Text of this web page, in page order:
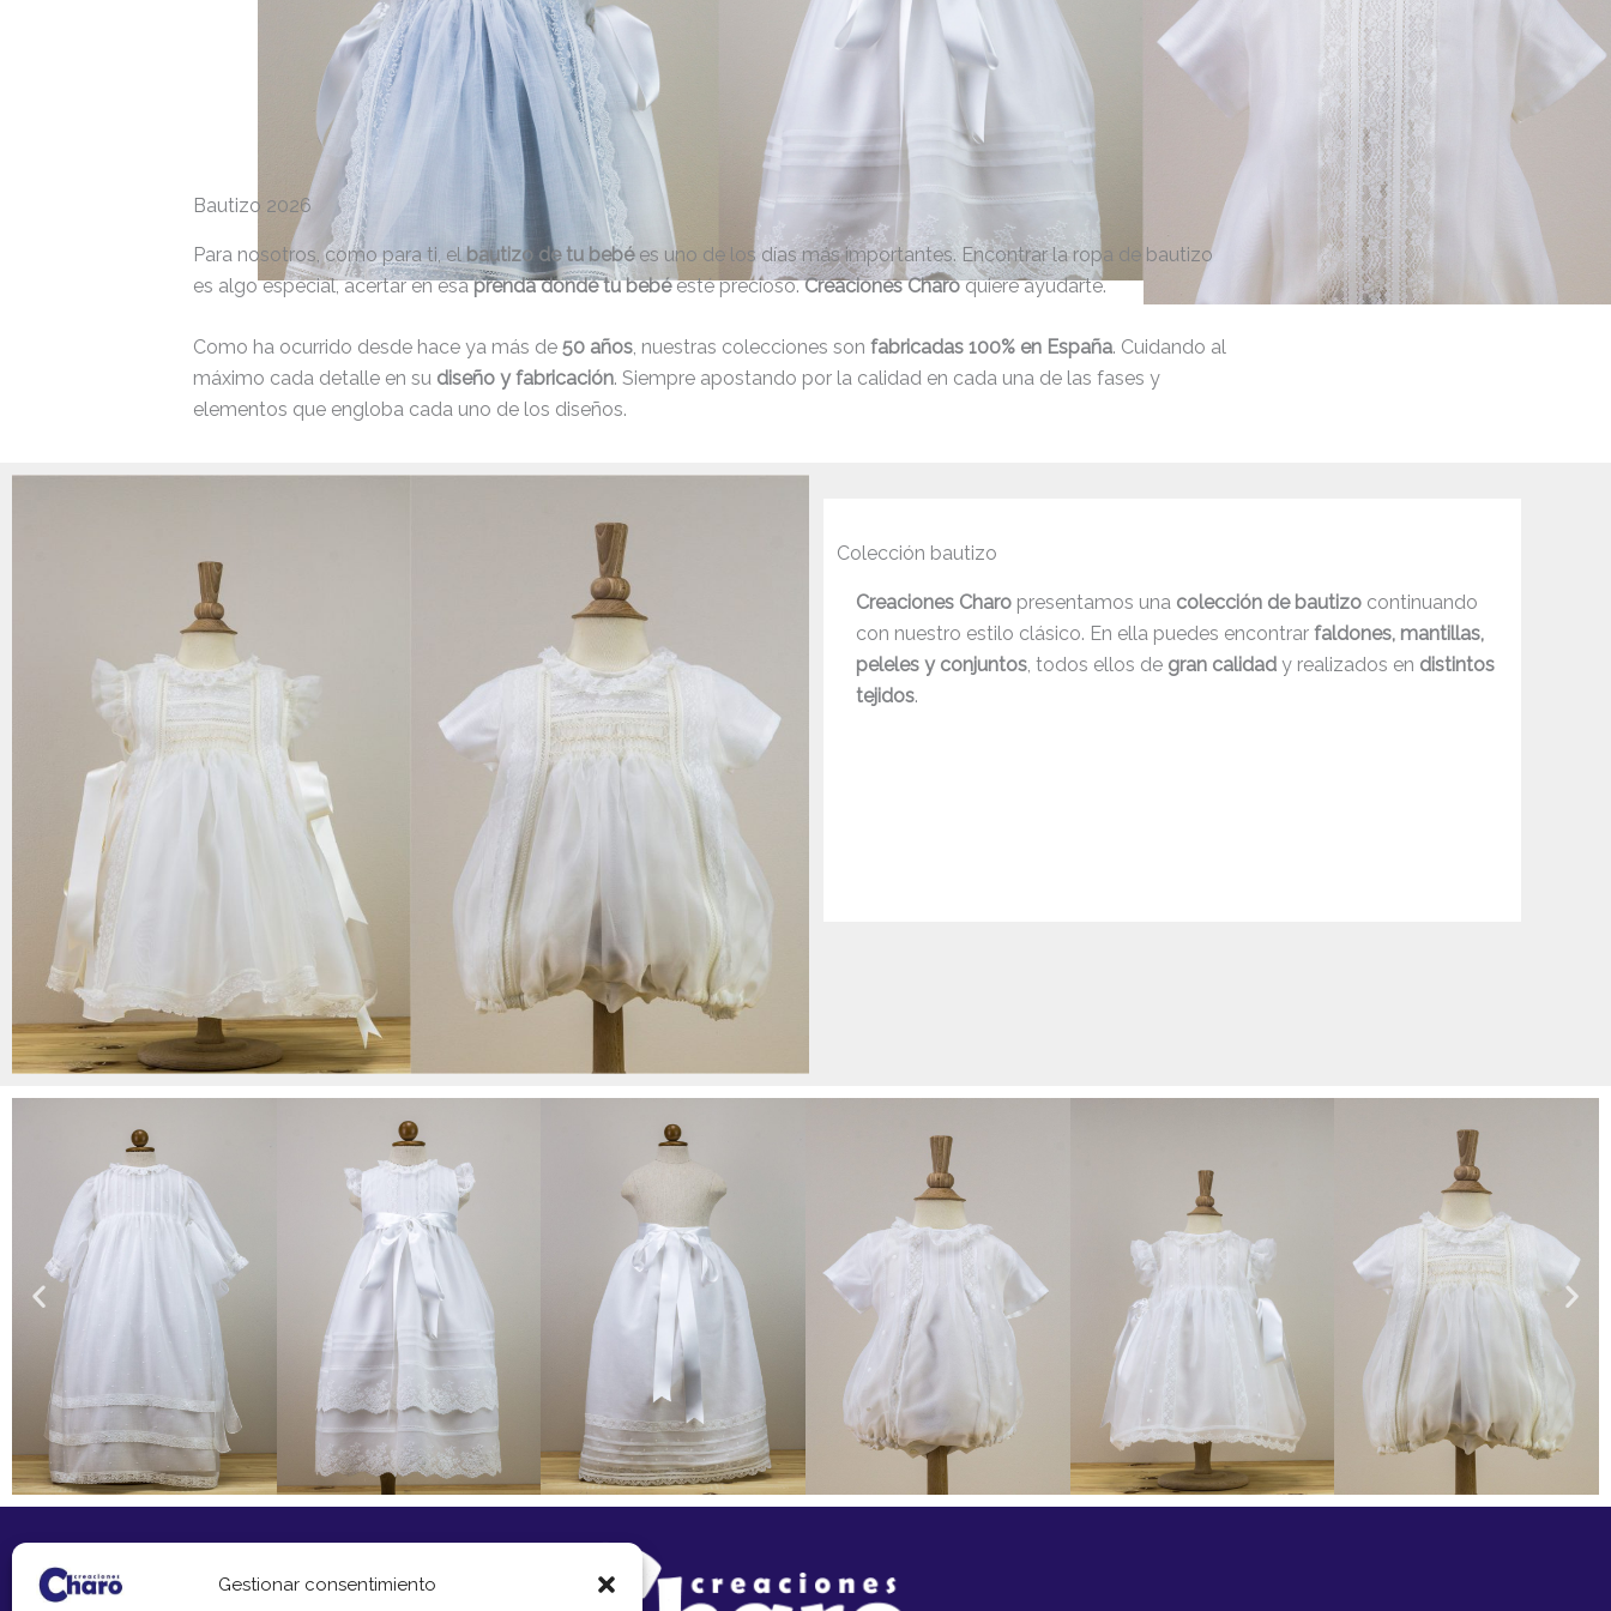
Gestionar consentimiento
Bautizo 2026
Para nosotros, como para ti, elbautizo de tu bebées uno de los días más importantes. Encontrar la ropa de bautizo
es algo especial, acertar en esaprenda donde tu bebéesté precioso.Creaciones Charoquiere ayudarte.
Como ha ocurrido desde hace ya más de50 años, nuestras colecciones sonfabricadas 100% en España. Cuidando al
máximo cada detalle en su diseño y fabricación. Siempre apostando por la calidad en cada una de las fases y
elementos que engloba cada uno de los diseños.
Colección bautizo
Creaciones Charo presentamos una colección de bautizo continuando
con nuestro estilo clásico. En ella puedes encontrarfaldones, mantillas,
peleles y conjuntos, todos ellos de gran calidad y realizados en distintos
tejidos.